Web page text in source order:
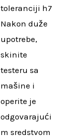
toleranciji h7
Nakon duže
upotrebe,
skinite
testeru sa
mašine i
operite je
odgovarajući
m sredstvom